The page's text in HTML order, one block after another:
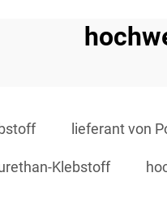
lieferant von
Klebstoff